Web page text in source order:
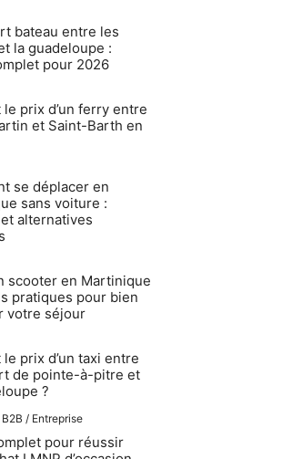
bateau entre les
la guadeloupe :
pour 2026
le prix d’un ferry entre
et Saint-Barth en
se déplacer en
sans voiture :
alternatives
scooter en Martinique
pratiques pour bien
votre séjour
le prix d’un taxi entre
de pointe-à-pitre et
?
/ Entreprise
pour réussir